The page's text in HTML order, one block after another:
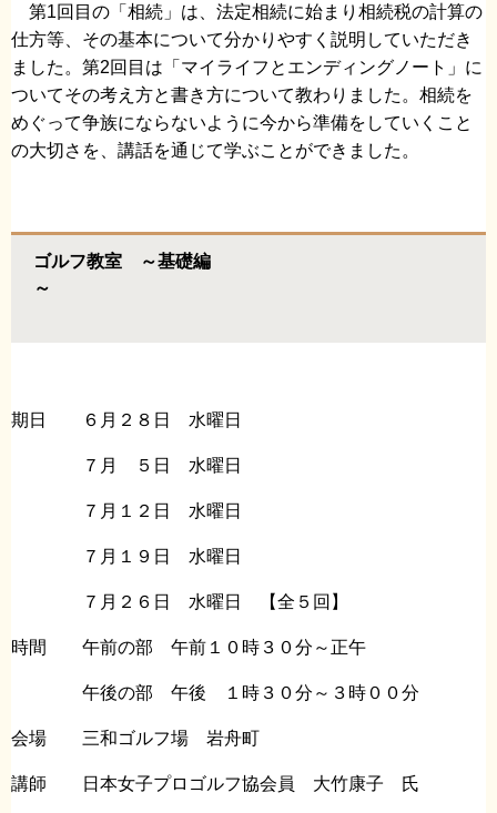
第1回目の「相続」は、法定相続に始まり相続税の計算の
仕方等、その基本について分かりやすく説明していただき
ました。第2回目は「マイライフとエンディングノート」に
ついてその考え方と書き方について教わりました。相続を
めぐって争族にならないように今から準備をしていくこと
の大切さを、講話を通じて学ぶことができました。
ゴルフ教室 ～基礎編
～
期日 ６月２８日 水曜日
７月 ５日 水曜日
７月１２日 水曜日
７月１９日 水曜日
７月２６日 水曜日 【全５回】
時間 午前の部 午前１０時３０分～正午
午後の部 午後 １時３０分～３時００分
会場 三和ゴルフ場 岩舟町
講師 日本女子プロゴルフ協会員 大竹康子 氏